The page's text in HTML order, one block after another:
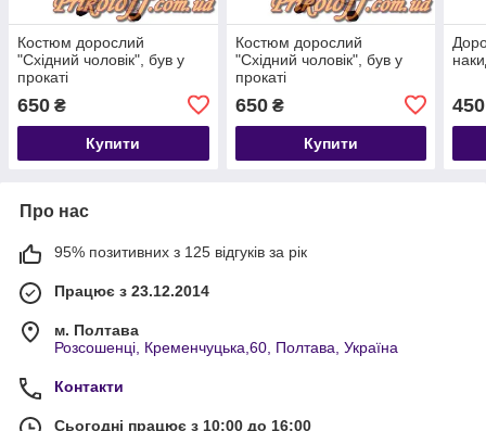
Костюм дорослий
"Східний чоловік", був у
прокаті
650 ₴
Купити
Костюм дорослий
"Східний чоловік", був у
прокаті
650₴
Купити
450
Про нас
95% позитивних з 125 відгуків за рік
Працює з 23.12.2014
м. Полтава
Розсошенці, Кременчуцька,60, Полтава, Україна
Контакти
Сьогодні працює з 10:00 до 16:00